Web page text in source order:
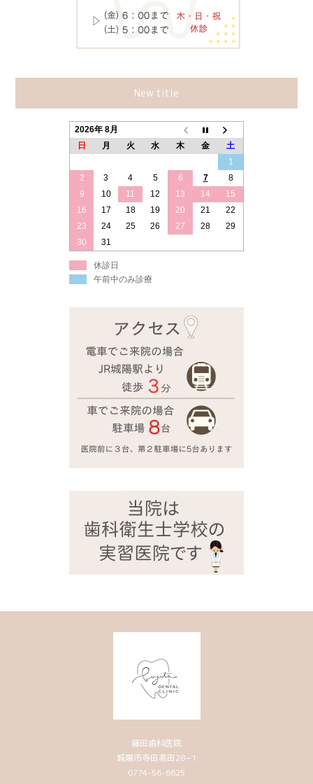
New title
2026年 8月
日
月 火 水 木 金
土
1
2
3 4 5 6 7
8
9
10 11 12 13 14
15
16
17 18 19 20 21
22
23
24 25 26 27 28
29
30
31
休診日
午前中のみ診療
藤田歯科医院
城陽市寺田高田28−1
0774-56-6625